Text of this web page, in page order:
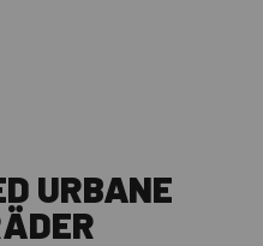
URBANE